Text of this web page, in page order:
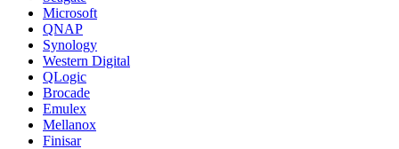
Microsoft
QNAP
Synology
Western Digital
QLogic
Brocade
Emulex
Mellanox
Finisar